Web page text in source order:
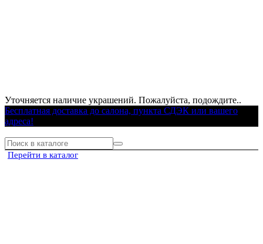
Уточняется наличие украшений. Пожалуйста, подождите..
Бесплатная доставка до салона, пункта СДЭК или вашего
адреса!
Перейти в каталог